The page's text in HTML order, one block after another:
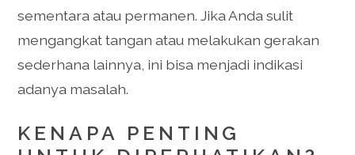
sementara atau permanen. Jika Anda sulit
mengangkat tangan atau melakukan gerakan
sederhana lainnya, ini bisa menjadi indikasi
adanya masalah.
KENAPA PENTING